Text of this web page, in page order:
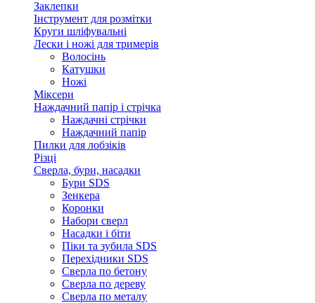
Заклепки
Інструмент для розмітки
Круги шліфувальні
Лески і ножі для тримерів
Волосінь
Катушки
Ножі
Міксери
Наждачний папір і стрічка
Наждачні стрічки
Наждачний папір
Пилки для лобзіків
Різці
Сверла, бури, насадки
Бури SDS
Зенкера
Коронки
Набори сверл
Насадки і біти
Піки та зубила SDS
Перехідники SDS
Сверла по бетону
Сверла по дереву
Сверла по металу